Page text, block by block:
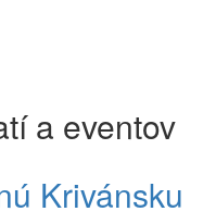
a eventov
Krivánsku